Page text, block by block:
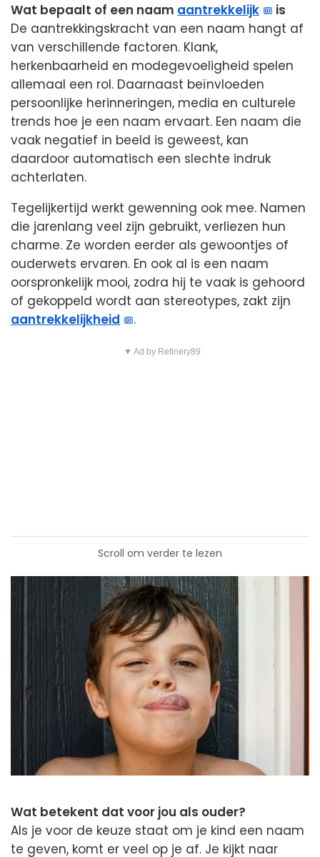
Wat bepaalt of een naam aantrekkelijk
is
De aantrekkingskracht van een naam hangt af
van verschillende factoren. Klank,
herkenbaarheid en modegevoeligheid spelen
allemaal een rol. Daarnaast beïnvloeden
persoonlijke herinneringen, media en culturele
trends hoe je een naam ervaart. Een naam die
vaak negatief in beeld is geweest, kan
daardoor automatisch een slechte indruk
achterlaten.
Tegelijkertijd werkt gewenning ook mee. Namen
die jarenlang veel zijn gebruikt, verliezen hun
charme. Ze worden eerder als gewoontjes of
ouderwets ervaren. En ook al is een naam
oorspronkelijk mooi, zodra hij te vaak is gehoord
of gekoppeld wordt aan stereotypes, zakt zijn
aantrekkelijkheid
.
▼ Ad by Refinery89
Scroll om verder te lezen
Wat betekent dat voor jou als ouder?
Als je voor de keuze staat om je kind een naam
te geven, komt er veel op je af. Je kijkt naar